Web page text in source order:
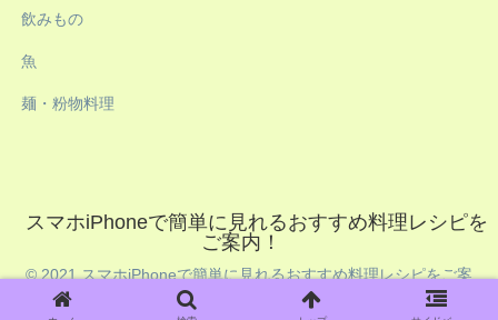
飲みもの
魚
麺・粉物料理
スマホiPhoneで簡単に見れるおすすめ料理レシピを
ご案内！
© 2021 スマホiPhoneで簡単に見れるおすすめ料理レシピをご案